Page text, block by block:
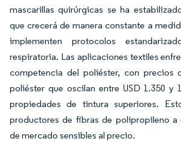
mascarillas quirúrgicas se ha
que crecerá de manera constante a
implementen protocolos
respiratoria. Las aplicaciones textiles
competencia del poliéster, con precios
poliéster que oscilan entre USD 1.350 y
propiedades de tintura superiores.
productores de fibras de polipropileno a
de mercado sensibles al precio.